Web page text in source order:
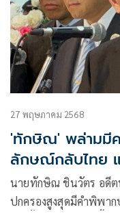
27 พฤษภาคม 2568
'ทักษิณ' พล่ามมี
ลักษณ์กลับไทย
นายทักษิณ ชินวัตร อดี
ปกครองสูงสุดมีคำพิพาก